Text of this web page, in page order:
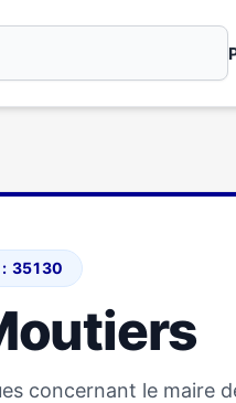
35130
concernant le maire